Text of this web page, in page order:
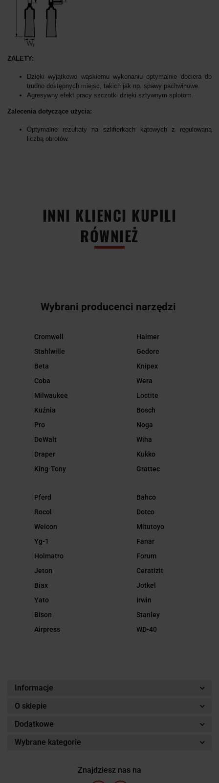
ZALETY:
Dzięki wyjątkowo wąskiemu wykonaniu optymalnie dociera do
trudno dostępnych miejsc, takich jak np. spawy pachwinowe.
Agresywny efekt pracy szczotki dzięki sztywnym splotom.
Zalecenia dotyczące użycia:
Optymalne rezultaty na szlifierkach kątowych z regulowaną
liczbą obrotów.
INNI KLIENCI KUPILI
RÓWNIEŻ
Wybrani producenci narzędzi
Cromwell
Stahlwille
Beta
Coba
Milwaukee
Kuźnia
Pro
DeWalt
Draper
King-Tony
Haimer
Gedore
Knipex
Wera
Loctite
Bosch
Noga
Wiha
Kukko
Grattec
Pferd
Rocol
Weicon
Yg-1
Holmatro
Jeton
Biax
Yato
Bison
Airpress
Bahco
Dotco
Mitutoyo
Fanar
Forum
Ceratizit
Jotkel
Irwin
Stanley
WD-40
Informacje
O sklepie
Dodatkowe
Wybrane kategorie
Znajdziesz nas na